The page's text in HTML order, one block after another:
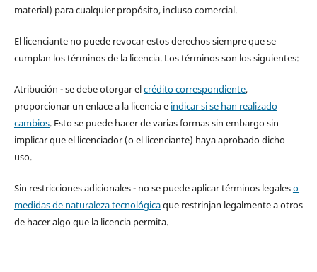
material) para cualquier propósito, incluso comercial.
El licenciante no puede revocar estos derechos siempre que se
cumplan los términos de la licencia. Los términos son los siguientes:
Atribución - se debe otorgar elcrédito correspondiente,
proporcionar un enlace a la licencia e indicar si se han realizado
cambios. Esto se puede hacer de varias formas sin embargo sin
implicar que el licenciador (o el licenciante) haya aprobado dicho
uso.
Sin restricciones adicionales - no se puede aplicar términos legaleso
medidas de naturaleza tecnológicaque restrinjan legalmente a otros
de hacer algo que la licencia permita.